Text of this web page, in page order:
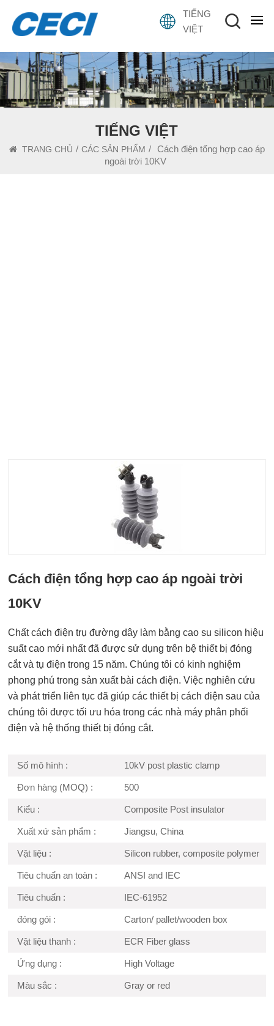
TIẾNG
VIỆT
TIẾNG VIỆT
TRANG CHỦ / CÁC SẢN PHẨM / Cách điện tổng hợp cao áp
ngoài trời 10KV
Cách điện tổng hợp cao áp ngoài trời
10KV
Chất cách điện trụ đường dây làm bằng cao su silicon hiệu
suất cao mới nhất đã được sử dụng trên bệ thiết bị đóng
cắt và tụ điện trong 15 năm. Chúng tôi có kinh nghiệm
phong phú trong sản xuất bài cách điện. Việc nghiên cứu
và phát triển liên tục đã giúp các thiết bị cách điện sau của
chúng tôi được tối ưu hóa trong các nhà máy phân phối
điện và hệ thống thiết bị đóng cắt.
Số mô hình : 10kV post plastic clamp
Đơn hàng (MOQ) : 500
Kiểu : Composite Post insulator
Xuất xứ sản phẩm : Jiangsu, China
Vật liệu : Silicon rubber, composite polymer
Tiêu chuẩn an toàn : ANSI and IEC
Tiêu chuẩn : IEC-61952
đóng gói : Carton/ pallet/wooden box
Vật liệu thanh : ECR Fiber glass
Ứng dụng : High Voltage
Màu sắc : Gray or red